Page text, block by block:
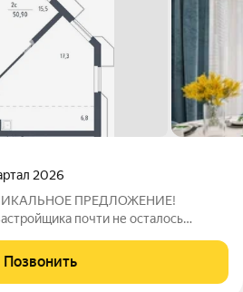
2026
ПРЕДЛОЖЕНИЕ!
почти не осталось
50,9 кв.м на 29 этаже (из 30
видом на
Позвонить